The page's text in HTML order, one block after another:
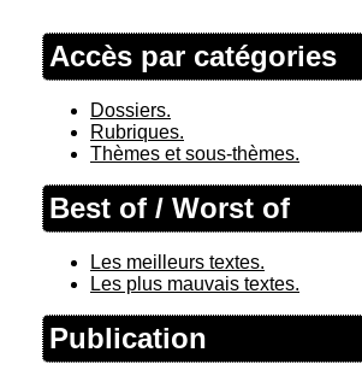
Accès par catégories
Dossiers.
Rubriques.
Thèmes et sous-thèmes.
Best of / Worst of
Les meilleurs textes.
Les plus mauvais textes.
Publication